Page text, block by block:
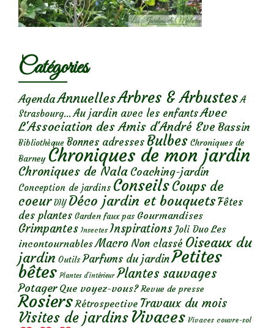
Catégories
AgendaAnnuellesArbres & Arbustes A
Strasbourg... Au jardin avec les enfantsAvec
L'Association des Amis d'André Eve Bassin
Bibliothèque Bonnes adresses Bulbes Chroniques de
Barney Chroniques de mon jardin
Chroniques de Nala Coaching-jardin
Conception de jardins ConseilsCoups de
coeur DIY Déco jardin et bouquetsFêtes
des plantes Garden faux pas Gourmandises
Grimpantes Insectes Inspirations Joli Duo Les
incontournables Macro Non classé Oiseaux du
jardin Outils Parfums du jardinPetites
bêtes Plantes d’intérieur Plantes sauvages
Potager Que voyez-vous? Revue de presse
Rosiers Rétrospective Travaux du mois
Visites de jardins Vivaces Vivaces couvre-sol